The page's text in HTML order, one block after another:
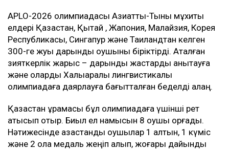
APLO-2026 олимпиадасы Азиаттық-Тынық мұхиты
елдері Қазақстан, Қытай , Жапония, Малайзия, Корея
Республикасы, Сингапур және Таиландтан келген
300-ге жуық дарынды оқушыны біріктірді. Аталған
зияткерлік жарыс – дарынды жастарды анықтауға
және оларды Халықаралық лингвистикалық
олимпиадаға даярлауға бағытталған беделді алаң.
Қазақстан құрамасы бұл олимпиадаға үшінші рет
қатысып отыр. Биыл ел намысын 8 оқушы қорғады.
Нәтижесінде қазақстандық оқушылар 1 алтын, 1 күміс
және 2 қола медаль жеңіп алып, жоғары дайындық